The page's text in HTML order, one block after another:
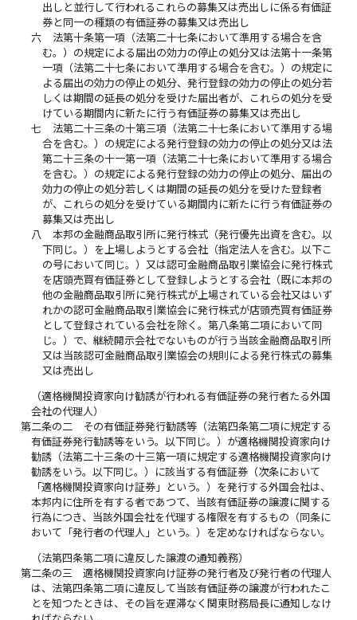
出しと並行して行われるこれらの募集又は売出しに係る有価証
券と同一の種類の有価証券の募集又は売出し
六
法第十条第一項（法第二十七条において準用する場合を含
む。）の規定による届出の効力の停止の処分又は法第十一条第
一項（法第二十七条において準用する場合を含む。）の規定に
よる届出の効力の停止の処分、発行登録の効力の停止の処分若
しくは期間の延長の処分を受けた届出者が、これらの処分を受
けている期間内に新たに行う有価証券の募集又は売出し
七
法第二十三条の十第三項（法第二十七条において準用する場
合を含む。）の規定による発行登録の効力の停止の処分又は法
第二十三条の十一第一項（法第二十七条において準用する場合
を含む。）の規定による発行登録の効力の停止の処分、届出の
効力の停止の処分若しくは期間の延長の処分を受けた登録者
が、これらの処分を受けている期間内に新たに行う有価証券の
募集又は売出し
八
本邦の金融商品取引所に発行株式（発行優先出資を含む。以
下同じ。）を上場しようとする会社（指定法人を含む。以下こ
の号において同じ。）又は認可金融商品取引業協会に発行株式
を店頭売買有価証券として登録しようとする会社（既に本邦の
他の金融商品取引所に発行株式が上場されている会社又はいず
れかの認可金融商品取引業協会に発行株式が店頭売買有価証券
として登録されている会社を除く。第八条第二項において同
じ。）で、継続開示会社でないものが行う当該金融商品取引所
又は当該認可金融商品取引業協会の規則による発行株式の募集
又は売出し
（適格機関投資家向け勧誘が行われる有価証券の発行者たる外国
会社の代理人）
第二条の二
その有価証券発行勧誘等（法第四条第二項に規定する
有価証券発行勧誘等をいう。以下同じ。）が適格機関投資家向け
勧誘（法第二十三条の十三第一項に規定する適格機関投資家向け
勧誘をいう。以下同じ。）に該当する有価証券（次条において
「適格機関投資家向け証券」という。）を発行する外国会社は、
本邦内に住所を有する者であつて、当該有価証券の譲渡に関する
行為につき、当該外国会社を代理する権限を有するもの（同条に
おいて「発行者の代理人」という。）を定めなければならない。
（法第四条第二項に違反した譲渡の通知義務）
第二条の三
適格機関投資家向け証券の発行者及び発行者の代理人
は、法第四条第二項に違反して当該有価証券の譲渡が行われたこ
とを知つたときは、その旨を遅滞なく関東財務局長に通知しなけ